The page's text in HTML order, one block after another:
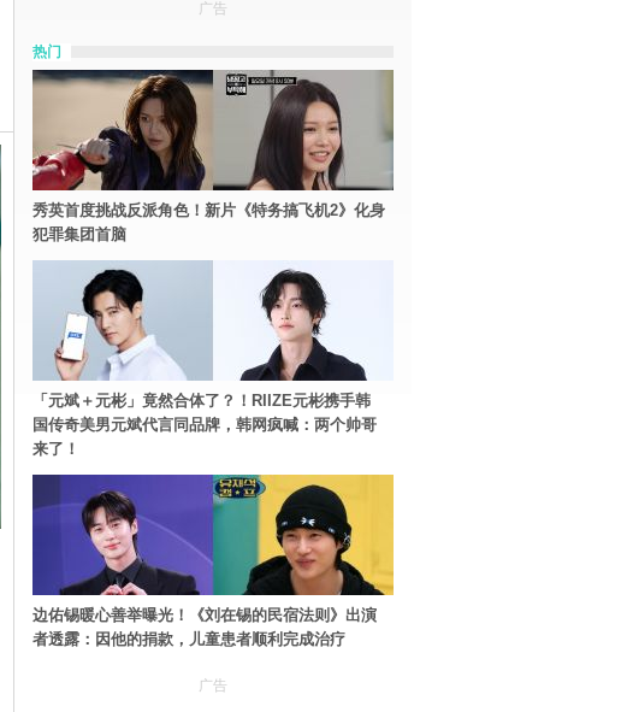
广告
热门
秀英首度挑战反派角色！新片《特务搞飞机2》化身
犯罪集团首脑
「元斌＋元彬」竟然合体了？！RIIZE元彬携手韩
国传奇美男元斌代言同品牌，韩网疯喊：两个帅哥
来了！
边佑锡暖心善举曝光！《刘在锡的民宿法则》出演
者透露：因他的捐款，儿童患者顺利完成治疗
广告